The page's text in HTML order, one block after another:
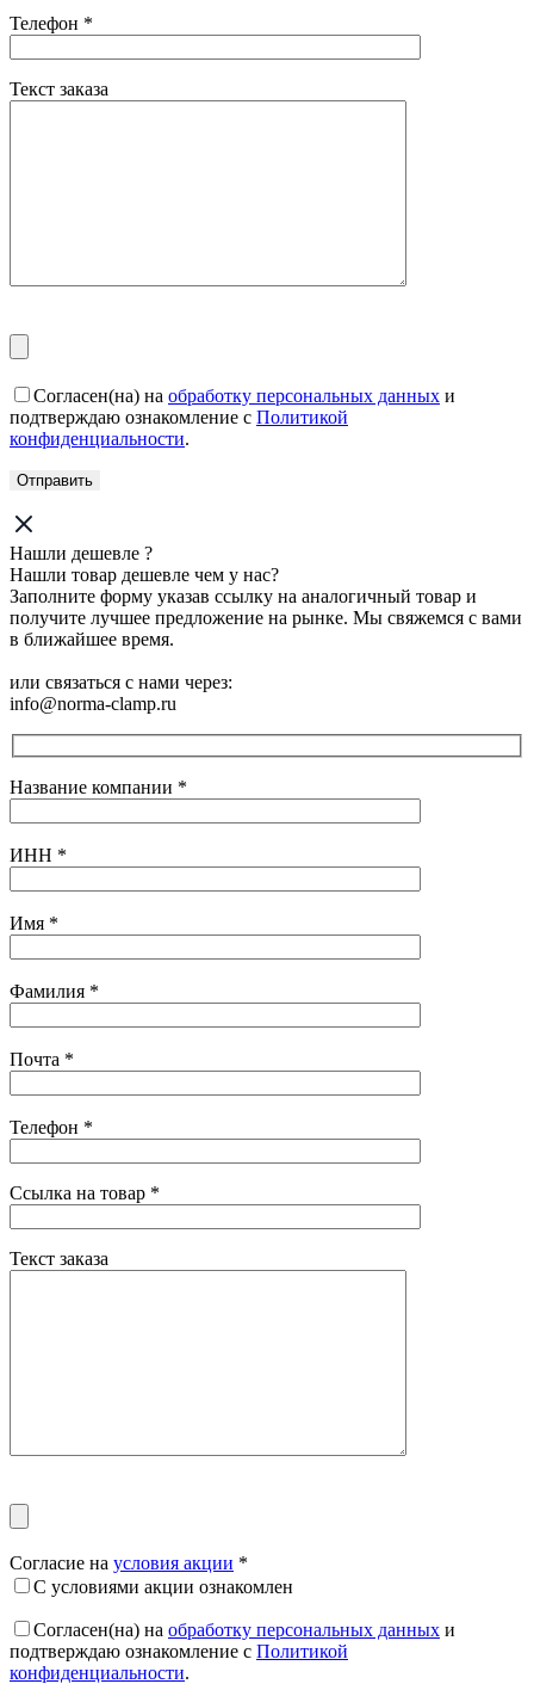
Телефон *
Текст заказа
Согласен(на) на обработку персональных данных и
подтверждаю ознакомление с Политикой
конфиденциальности.
Нашли дешевле ?
Нашли товар дешевле чем у нас?
Заполните форму указав ссылку на аналогичный товар и
получите лучшее предложение на рынке. Мы свяжемся с вами
в ближайшее время.
или связаться с нами через:
info@norma-clamp.ru
Название компании *
ИНН *
Имя *
Фамилия *
Почта *
Телефон *
Ссылка на товар *
Текст заказа
Согласие на условия акции *
С условиями акции ознакомлен
Согласен(на) на обработку персональных данных и
подтверждаю ознакомление с Политикой
конфиденциальности.